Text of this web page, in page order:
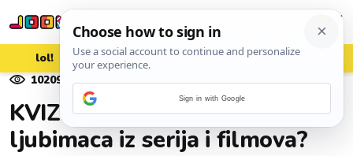
lol! aww vrh!
woot?!
10209
pregleda 18. listopada 2025.
KVIZ: Kako se zove 7/7
ljubimaca iz serija i filmova?
Sign in with Google